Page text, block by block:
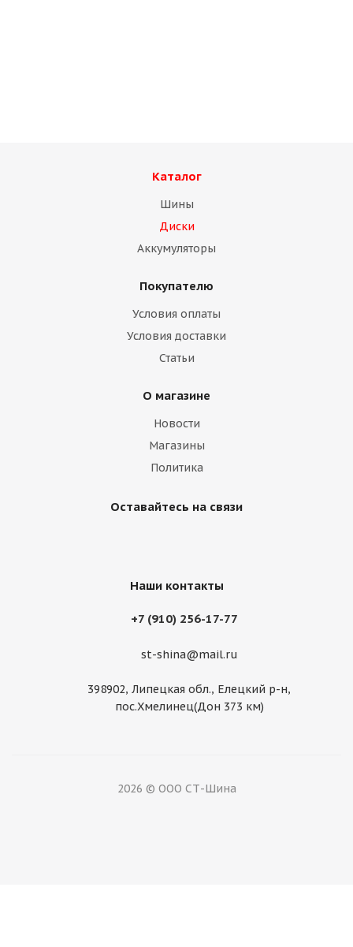
Диск Китай 11,75 R22,5 ЕТ -120 ус
Каталог
Шины
Диски
Аккумуляторы
Покупателю
Условия оплаты
Условия доставки
Статьи
О магазине
Новости
Магазины
Политика
Оставайтесь на связи
Наши контакты
+7 (910) 256-17-77
st-shina@mail.ru
398902, Липецкая обл., Елецкий р-н,
пос.Хмелинец(Дон 373 км)
2026 © ООО СТ-Шина